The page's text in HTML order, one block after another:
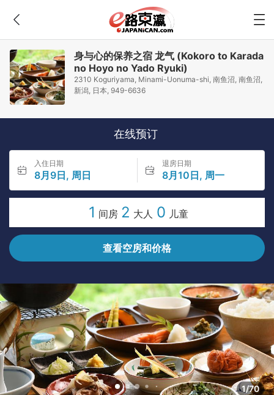
身与心的保养之宿 龙气 (Kokoro to Karada
no Hoyo no Yado Ryuki)
2310 Koguriyama, Minami-Uonuma-shi, 南鱼沼, 南鱼沼,
新潟, 日本, 949-6636
在线预订
入住日期
8月9日, 周日
退房日期
8月10日, 周一
1 间房 2 大人 0 儿童
查看空房和价格
1/70